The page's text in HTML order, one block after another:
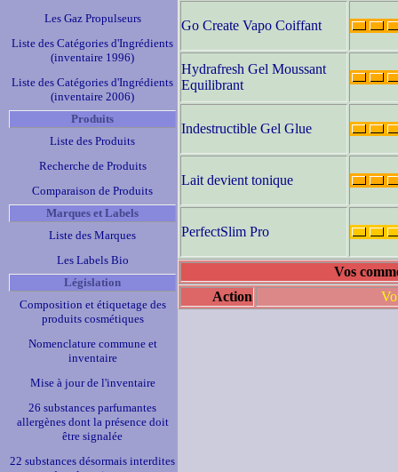
Les Gaz Propulseurs
Liste des Catégories d'Ingrédients
(inventaire 1996)
Liste des Catégories d'Ingrédients
(inventaire 2006)
Produits
Liste des Produits
Recherche de Produits
Comparaison de Produits
Marques et Labels
Liste des Marques
Les Labels Bio
Législation
Composition et étiquetage des
produits cosmétiques
Nomenclature commune et
inventaire
Mise à jour de l'inventaire
26 substances parfumantes
allergènes dont la présence doit
être signalée
22 substances désormais interdites
Go Create Vapo Coiffant
Hydrafresh Gel Moussant
Equilibrant
Indestructible Gel Glue
Lait devient tonique
PerfectSlim Pro
Vos
Action